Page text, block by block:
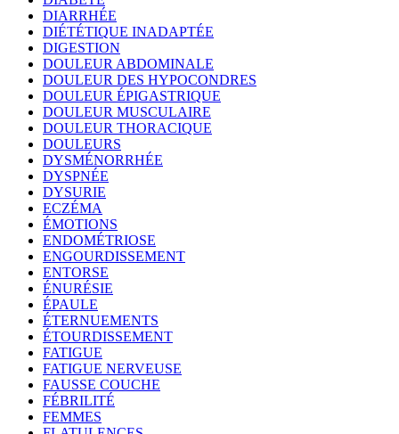
DIARRHÉE
DIÉTÉTIQUE INADAPTÉE
DIGESTION
DOULEUR ABDOMINALE
DOULEUR DES HYPOCONDRES
DOULEUR ÉPIGASTRIQUE
DOULEUR MUSCULAIRE
DOULEUR THORACIQUE
DOULEURS
DYSMÉNORRHÉE
DYSPNÉE
DYSURIE
ECZÉMA
ÉMOTIONS
ENDOMÉTRIOSE
ENGOURDISSEMENT
ENTORSE
ÉNURÉSIE
ÉPAULE
ÉTERNUEMENTS
ÉTOURDISSEMENT
FATIGUE
FATIGUE NERVEUSE
FAUSSE COUCHE
FÉBRILITÉ
FEMMES